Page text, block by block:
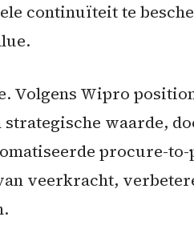
continuïteit te
Volgens Wipro
waarde,
procure-
veerkracht,